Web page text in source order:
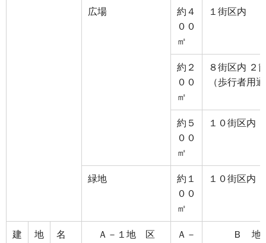
広場
約４
００
㎡
１街区内
約２
００
㎡
８街区内 ２
（歩行者用
約５
００
㎡
１０街区内
緑地
約１
００
㎡
１０街区内
建
地
名
Ａ－１地 区
Ａ－
Ｂ 地